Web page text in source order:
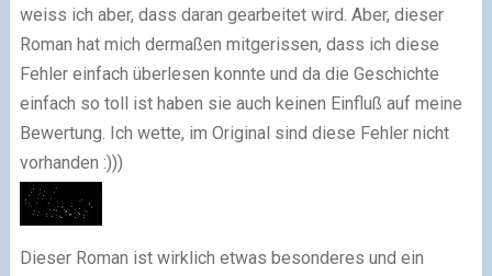
weiss ich aber, dass daran gearbeitet wird. Aber, dieser
Roman hat mich dermaßen mitgerissen, dass ich diese
Fehler einfach überlesen konnte und da die Geschichte
einfach so toll ist haben sie auch keinen Einfluß auf meine
Bewertung. Ich wette, im Original sind diese Fehler nicht
vorhanden :)))
Dieser Roman ist wirklich etwas besonderes und ein